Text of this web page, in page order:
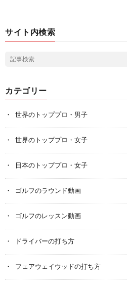
サイト内検索
カテゴリー
世界のトッププロ・男子
世界のトッププロ・女子
日本のトッププロ・女子
ゴルフのラウンド動画
ゴルフのレッスン動画
ドライバーの打ち方
フェアウェイウッドの打ち方